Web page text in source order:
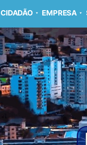
CIDADÃO EMPRESA